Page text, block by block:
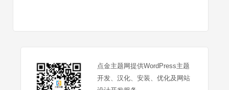
点金主题网提供WordPress主题
开发、汉化、安装、优化及网站